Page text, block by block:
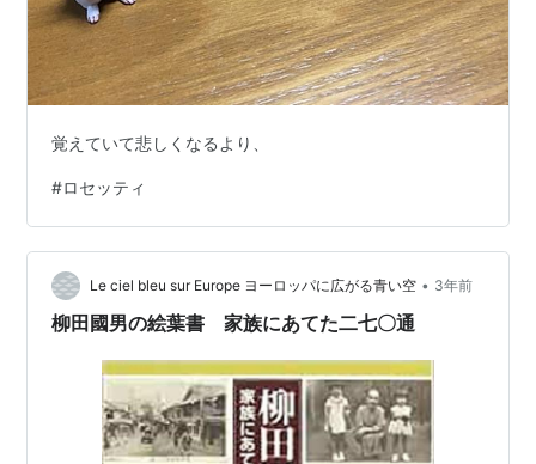
覚えていて悲しくなるより、
#ロセッティ
Le ciel bleu sur Europe ヨーロッパに広がる青い空 • 3年前
柳田國男の絵葉書 家族にあてた二七〇通